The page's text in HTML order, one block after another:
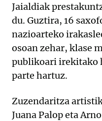
Jaialdiak
du. Guztira, 16
nazioarteko
osoan zehar, klase
publikoari irekitako
parte hartuz.
Zuzendaritza
Juana Palop eta